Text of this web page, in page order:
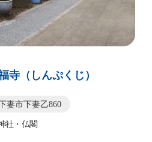
（しんぷくじ）
妻市下妻乙860
社・仏閣